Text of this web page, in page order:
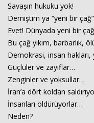
Savaşın hukuku yok!
Demiştim ya “yeni bir
Evet! Dünyada yeni bir
Bu çağ yıkım, barbarlık,
Demokrasi, insan
Güçlüler ve zayıflar…
Zenginler ve yoksullar…
İran’a dört koldan
İnsanları öldürüyorlar…
Neden?